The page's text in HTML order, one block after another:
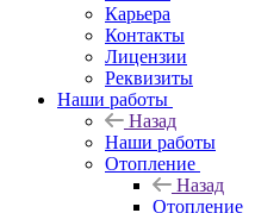
Карьера
Контакты
Лицензии
Реквизиты
Наши работы
Назад
Наши работы
Отопление
Назад
Отопление